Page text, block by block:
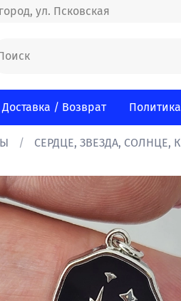
ул. Псковская
Доставка / Возврат
СЕРДЦЕ, ЗВЕЗДА, СОЛНЦЕ,